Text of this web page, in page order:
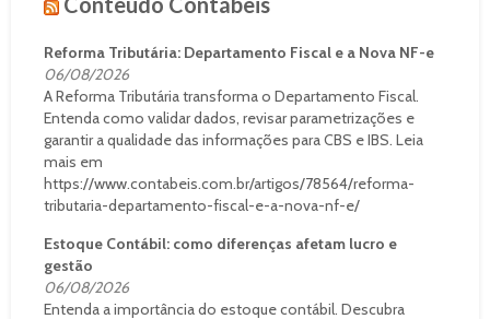
Reforma Tributária: Departamento Fiscal e a Nova NF-e
06/08/2026
A Reforma Tributária transforma o Departamento Fiscal.
Entenda como validar dados, revisar parametrizações e
garantir a qualidade das informações para CBS e IBS. Leia
mais em
https://www.contabeis.com.br/artigos/78564/reforma-
tributaria-departamento-fiscal-e-a-nova-nf-e/
Estoque Contábil: como diferenças afetam lucro e
gestão
06/08/2026
Entenda a importância do estoque contábil. Descubra